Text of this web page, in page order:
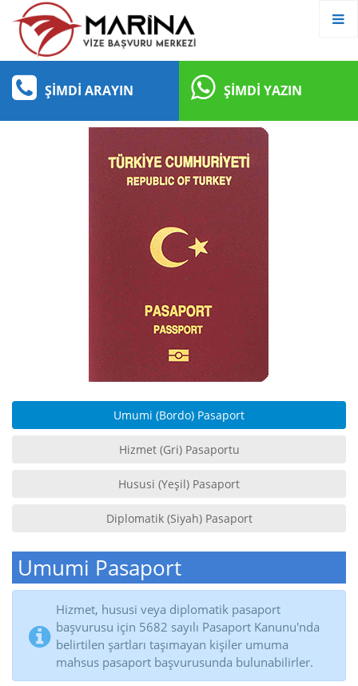
ŞIMDI ARAYIN ŞIMDI YAZIN
Umumi (Bordo) Pasaport
Hizmet (Gri) Pasaportu
Hususi (Yeşil) Pasaport
Diplomatik (Siyah) Pasaport
Umumi Pasaport
Hizmet, hususi veya diplomatik pasaport
başvurusu için 5682 sayılı Pasaport Kanunu'nda
belirtilen şartları taşımayan kişiler umuma
mahsus pasaport başvurusunda bulunabilirler.